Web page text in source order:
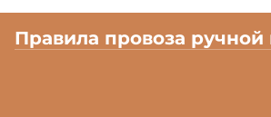
Правила провоза ручной